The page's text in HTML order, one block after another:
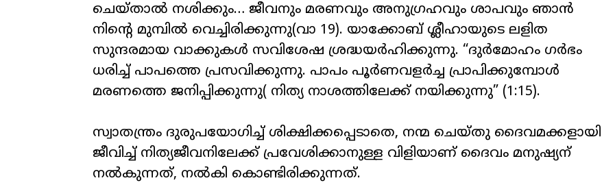
ചെയ്താൽ നശിക്കും… ജീവനും മരണവും അനുഗ്രഹവും ശാപവും ഞാൻ
നിന്റെ മുമ്പിൽ വെച്ചിരിക്കുന്നു(വാ 19). യാക്കോബ് ശ്ലീഹായുടെ ലളിത
സുന്ദരമായ വാക്കുകൾ സവിശേഷ ശ്രദ്ധയർഹിക്കുന്നു. “ദുർമോഹം ഗർഭം
ധരിച്ച് പാപത്തെ പ്രസവിക്കുന്നു. പാപം പൂർണവളർച്ച പ്രാപിക്കുമ്പോൾ
മരണത്തെ ജനിപ്പിക്കുന്നു( നിത്യ നാശത്തിലേക്ക് നയിക്കുന്നു” (1:15).
സ്വാതന്ത്രം ദുരുപയോഗിച്ച് ശിക്ഷിക്കപ്പെടാതെ, നന്മ ചെയ്തു ദൈവമക്കളായി
ജീവിച്ച് നിത്യജീവനിലേക്ക് പ്രവേശിക്കാനുള്ള വിളിയാണ് ദൈവം മനുഷ്യന്
നൽകുന്നത്, നൽകി കൊണ്ടിരിക്കുന്നത്.